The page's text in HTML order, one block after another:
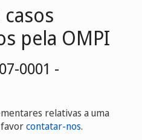
pela OMPI
0001 -
relativas a uma
contatar-nos.